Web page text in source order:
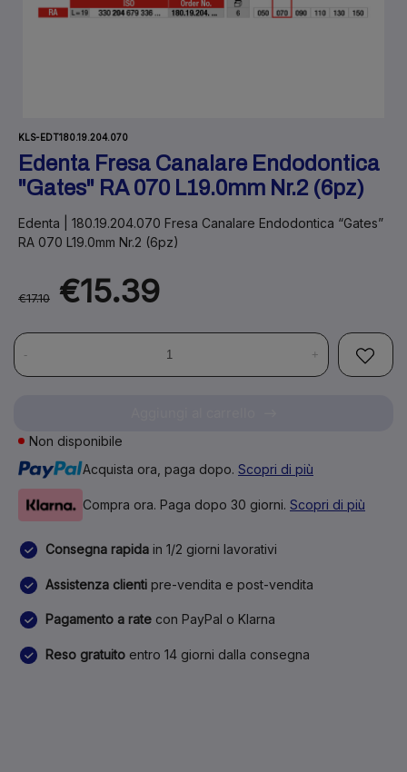
KLS-EDT180.19.204.070
Edenta Fresa Canalare Endodontica
"Gates" RA 070 L19.0mm Nr.2 (6pz)
Edenta | 180.19.204.070 Fresa Canalare Endodontica “Gates”
RA 070 L19.0mm Nr.2 (6pz)
€17.10 €15.39
- +
Non disponibile
Acquista ora, paga dopo. Scopri di più
Compra ora. Paga dopo 30 giorni. Scopri di più
Consegna rapida in 1/2 giorni lavorativi
Assistenza clienti pre-vendita e post-vendita
Pagamento a rate con PayPal o Klarna
Reso gratuito entro 14 giorni dalla consegna